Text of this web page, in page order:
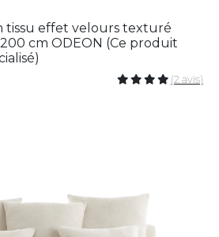
tissu effet velours texturé
cm ODEON (Ce produit
)
(2 avis)